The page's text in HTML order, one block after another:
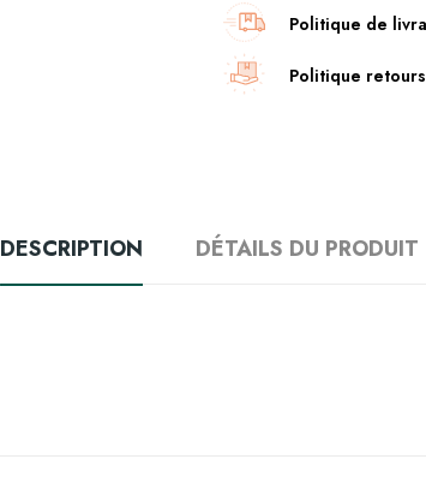
Politique de
Politique retours
DESCRIPTION DÉTAILS DU PRODUIT